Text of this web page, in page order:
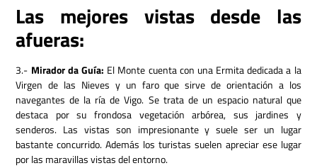
Las mejores vistas desde las
afueras:
3.- Mirador da Guía: El Monte cuenta con una Ermita dedicada a la
Virgen de las Nieves y un faro que sirve de orientación a los
navegantes de la ría de Vigo. Se trata de un espacio natural que
destaca por su frondosa vegetación arbórea, sus jardines y
senderos. Las vistas son impresionante y suele ser un lugar
bastante concurrido. Además los turistas suelen apreciar ese lugar
por las maravillas vistas del entorno.